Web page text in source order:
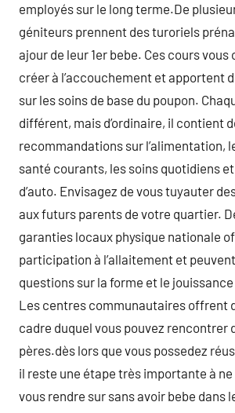
employés sur le long terme.De
géniteurs prennent des turoriels
ajour de leur 1er bebe. Ces cours
créer à l’accouchement et apportent
sur les soins de base du poupon.
différent, mais d’ordinaire, il contient
recommandations sur l’alimentation,
santé courants, les soins quotidiens
d’auto. Envisagez de vous tuyauter
aux futurs parents de votre quartier.
garanties locaux physique nationale
participation à l’allaitement et
questions sur la forme et le
Les centres communautaires offrent
cadre duquel vous pouvez rencontrer
pères.dès lors que vous possedez
il reste une étape très importante à
vous rendre sur sans avoir bebe dans